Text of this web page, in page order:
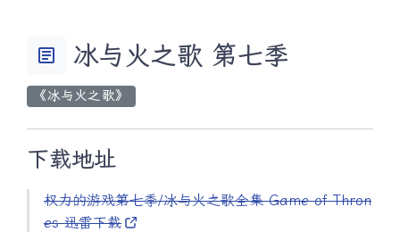
article 冰与火之歌 第七季
《冰与火之歌》
下载地址
权力的游戏第七季/冰与火之歌全集 Game of Thron
es 迅雷下载